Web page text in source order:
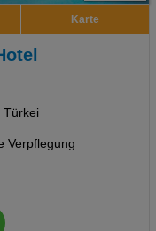
Karte
Türkei
Verpflegung